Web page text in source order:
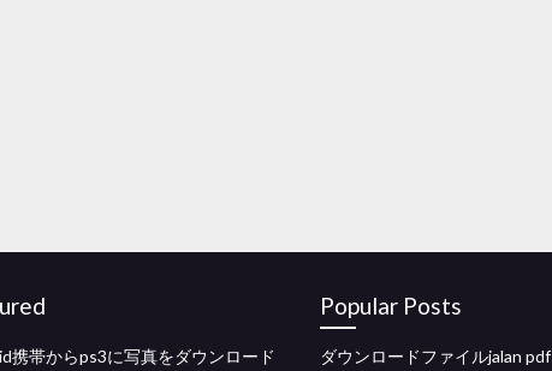
携帯からps3に写真をダウンロード
Popular Posts
ダウンロードファイルjalan pdf